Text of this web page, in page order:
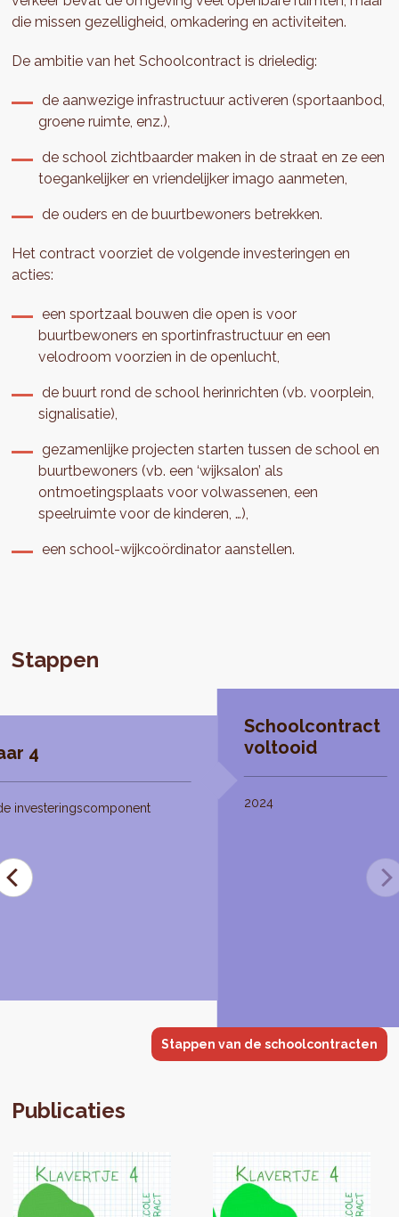
die missen gezelligheid, omkadering en activiteiten.
De ambitie van het Schoolcontract is drieledig:
de aanwezige infrastructuur activeren (sportaanbod,
groene ruimte, enz.),
de school zichtbaarder maken in de straat en ze een
toegankelijker en vriendelijker imago aanmeten,
de ouders en de buurtbewoners betrekken.
Het contract voorziet de volgende investeringen en
acties:
een sportzaal bouwen die open is voor
buurtbewoners en sportinfrastructuur en een
velodroom voorzien in de openlucht,
de buurt rond de school herinrichten (vb. voorplein,
signalisatie),
gezamenlijke projecten starten tussen de school en
buurtbewoners (vb. een ‘wijksalon’ als
ontmoetingsplaats voor volwassenen, een
speelruimte voor de kinderen, …),
een school-wijkcoördinator aanstellen.
Stappen
4
investeringscomponent
Schoolcontract
voltooid
2024
Stappen van de schoolcontracten
Publicaties